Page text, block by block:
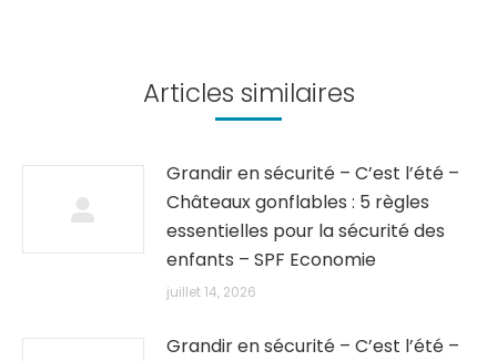
Articles similaires
Grandir en sécurité – C’est l’été –
Châteaux gonflables : 5 règles
essentielles pour la sécurité des
enfants – SPF Economie
juillet 14, 2026
Grandir en sécurité – C’est l’été –